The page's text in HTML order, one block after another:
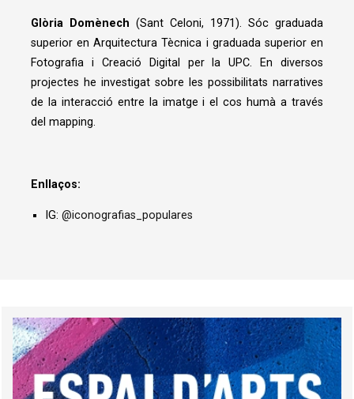
Glòria Domènech (Sant Celoni, 1971). Sóc graduada
superior en Arquitectura Tècnica i graduada superior en
Fotografia i Creació Digital per la UPC. En diversos
projectes he investigat sobre les possibilitats narratives
de la interacció entre la imatge i el cos humà a través
del mapping.
Enllaços:
IG: @iconografias_populares